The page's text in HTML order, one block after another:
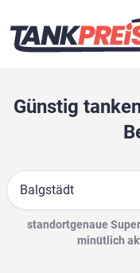
Günstig
Suche
standortgenaue
minütlich